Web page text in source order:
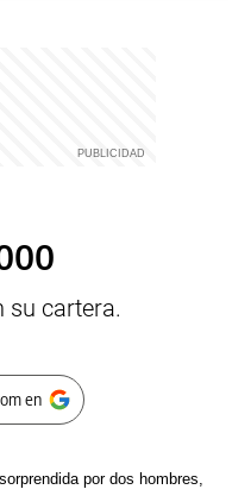
su cartera.
en
por dos hombres,